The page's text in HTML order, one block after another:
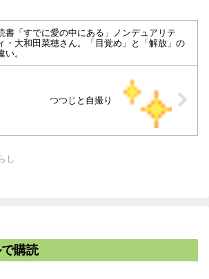
書「すでに愛の中にある」ノンデュアリテ
・大和田菜穂さん。「目覚め」と「解放」の
い。
つつじと自撮り
し
購読